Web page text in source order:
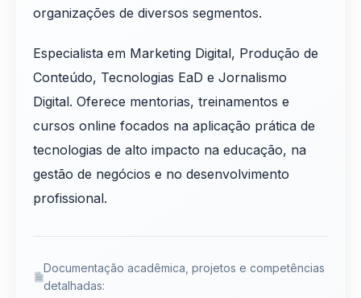
organizações de diversos segmentos.
Especialista em Marketing Digital, Produção de
Conteúdo, Tecnologias EaD e Jornalismo
Digital. Oferece mentorias, treinamentos e
cursos online focados na aplicação prática de
tecnologias de alto impacto na educação, na
gestão de negócios e no desenvolvimento
profissional.
Documentação acadêmica, projetos e competências
detalhadas: